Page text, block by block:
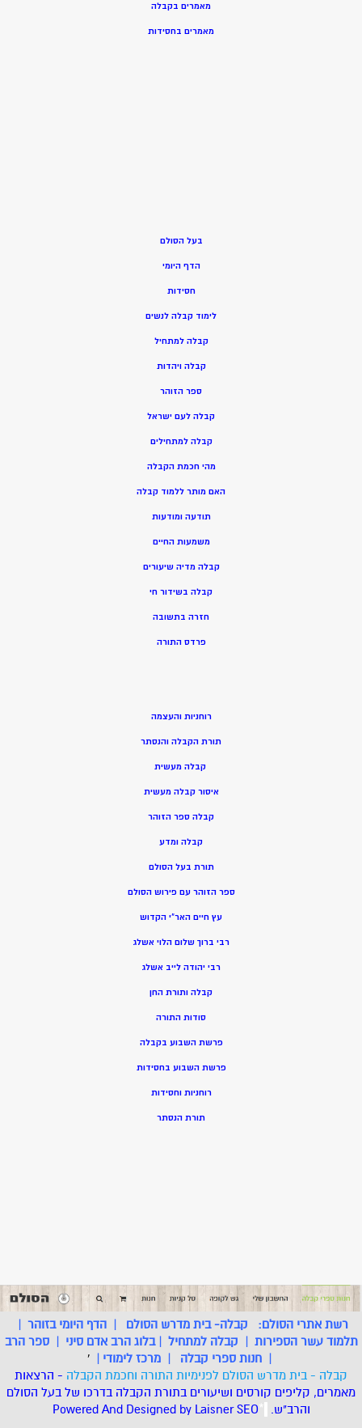
מאמרים בקבלה
מאמרים בחסידות
בעל הסולם
הדף היומי
חסידות
לימוד קבלה לנשים
קבלה למתחיל
קבלה ויהדות
ספר הזוהר
קבלה לעם ישראל
קבלה למתחילים
מהי חכמת הקבלה
האם מותר ללמוד קבלה
תודעה ומודעות
משמעות החיים
קבלה מדיה שיעורים
קבלה בשידור חי
חזרה בתשובה
פרדס התורה
רוחניות והעצמה
תורת הקבלה והנסתר
קבלה מעשית
איסור קבלה מעשית
קבלה ספר הזוהר
קבלה ומדע
תורת בעל הסולם
ספר הזוהר עם פירוש הסולם
עץ חיים האר”י הקדוש
רבי ברוך שלום הלוי אשלג
רבי יהודה לייב אשלג
קבלה ותורת החן
סודות התורה
פרשת השבוע בקבלה
פרשת השבוע בחסידות
רוחניות וחסידות
תורת הנסתר
רשת אתרי הסולם: קבלה- בית מדרש הסולם |הדף היומי בזוהר |
תלמוד עשר הספירות | קבלה למתחיל |בלוג הרב אדם סיני |ספר הרב
| חנות ספרי קבלה | מרכז לימודי |
'
קבלה - בית מדרש הסולם לפנימיות התורה וחכמת הקבלה - הרצאות
מאמרים, קליפים קורסים ושיעורים בתורת הקבלה בדרכו של בעל הסולם
והרב"ש. *
Powered And Designed by LaisnerSEO